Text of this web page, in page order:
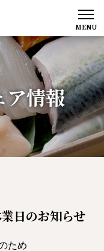
MENU
ア情報
日のお知らせ
ため